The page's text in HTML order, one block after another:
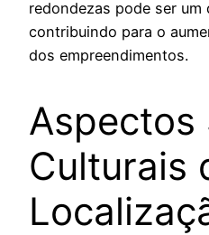
redondezas pode ser
contribuindo para o
dos empreendimentos.
Aspectos
Culturais